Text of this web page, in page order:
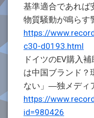
基準適合であれば
物質騒動が鳴ら
https://
c30-d0193.html
ドイツのEV購入
は中国ブランド？
ない」―独メディ
https://
id=980426